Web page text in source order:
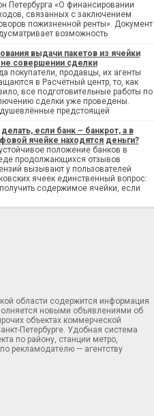
Петербурга «О финансировании
связанных с заключением
пожизненной ренты». Документ
возможность
выдачи пакетов из ячейки
не совершении сделки
покупатели, продавцы, их агенты
в Расчётный центр, то, как
все подготовительные работы по
сделки уже проведены.
предстоящей
если банк – банкрот, а в
ячейке находятся деньги?
положение банков в
продолжающихся отзывов
вызывают у пользователей
ячеек единственный вопрос:
содержимое ячейки, если
области содержится информация
новыми объявлениями об
объектах коммерческой
Петербурге. Удобная система
по району, станции метро,
рекламодателю — агентству